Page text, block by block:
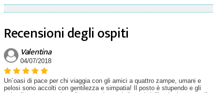
Recensioni degli ospiti
Valentina
04/07/2018
Un´oasi di pace per chi viaggia con gli amici a quattro zampe, umani e
pelosi sono accolti con gentilezza e simpatia! Il posto è stupendo e gli